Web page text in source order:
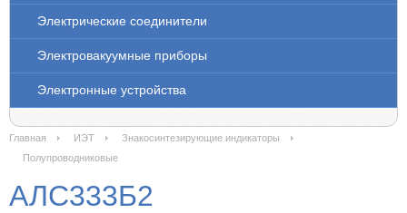
Электрические соединители
Электровакуумные приборы
Электронные устройства
Главная ИЭТ
Знакосинтезирующие индикаторы
Полупроводниковые
АЛС333Б2